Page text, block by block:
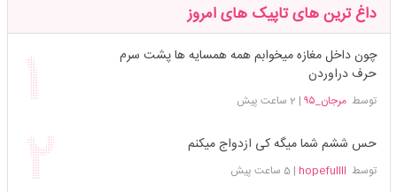
داغ ترین های تاپیک های امروز
چون داخل مغازه میخوابم همه همسایه ها پشت سرم
حرف دراوردن
توسطمرجان_۹۵ | 2 ساعت پیش
حس ششم شما میگه کی ازدواج میکنم
توسط hopefullll
|5 ساعت پیش